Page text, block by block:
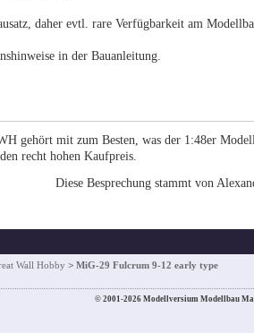
daher evtl. rare Verfügbarkeit am
in der Bauanleitung.
gehört mit zum Besten, was der 1:48er
recht hohen Kaufpreis.
Diese Besprechung stammt von
Wall Hobby > MiG-29 Fulcrum 9-12 early type
© 2001-2026 Modellversium Modellbau